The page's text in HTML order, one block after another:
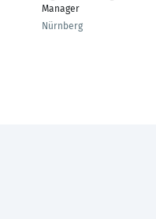
Manager
Nürnberg